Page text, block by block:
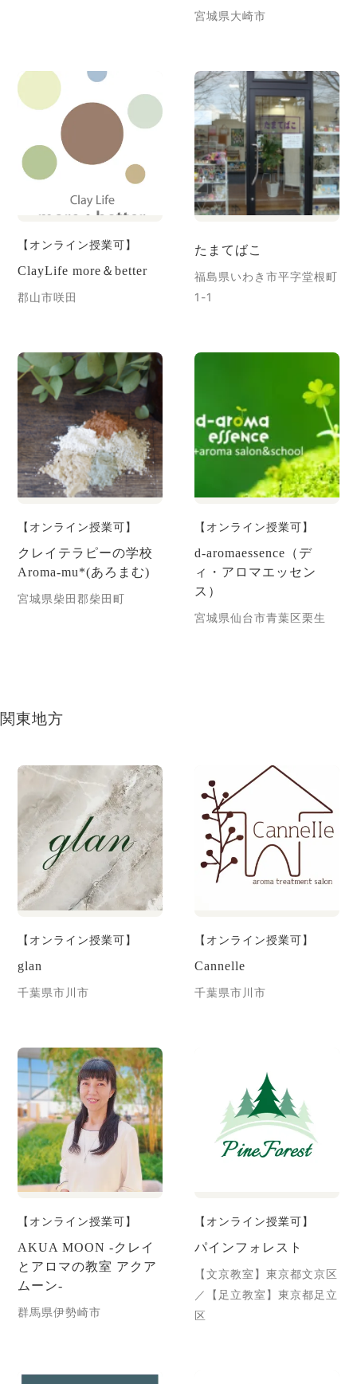
宮城県大崎市
【オンライン授業可】
ClayLife more＆better
郡山市咲田
たまてばこ
福島県いわき市平字堂根町
1-1
【オンライン授業可】
クレイテラピーの学校
Aroma-mu*(あろまむ)
宮城県柴田郡柴田町
【オンライン授業可】
d-aromaessence（デ
ィ・アロマエッセン
ス）
宮城県仙台市青葉区栗生
関東地方
【オンライン授業可】
glan
千葉県市川市
【オンライン授業可】
Cannelle
千葉県市川市
【オンライン授業可】
AKUA MOON -クレイ
とアロマの教室 アクア
ムーン-
群馬県伊勢崎市
【オンライン授業可】
パインフォレスト
【文京教室】東京都文京区
／【足立教室】東京都足立
区